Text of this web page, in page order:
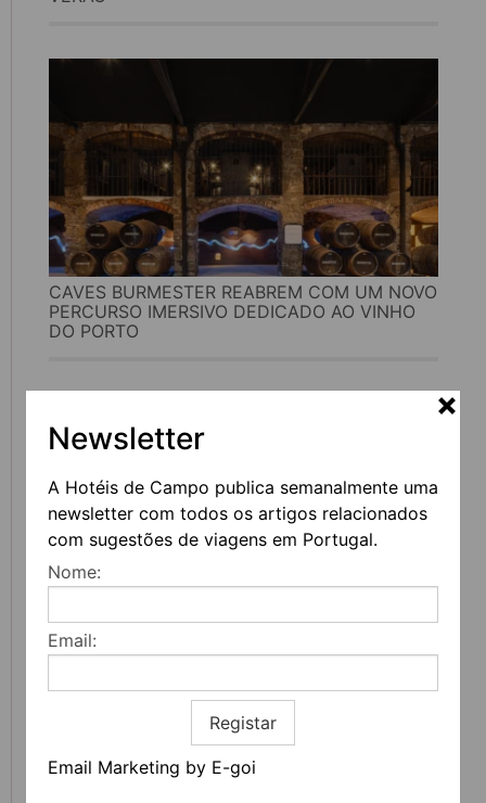
Newsletter
A Hotéis de Campo publica semanalmente uma
newsletter com todos os artigos relacionados
com sugestões de viagens em Portugal.
Nome:
Email:
Registar
Email Marketing by E-goi
CAVES BURMESTER REABREM COM UM NOVO
PERCURSO IMERSIVO DEDICADO AO VINHO
DO PORTO
FEIRA DO LIVRO DO PORTO REGRESSA COM
MAIS DE 200 ATIVIDADES DEDICADAS À